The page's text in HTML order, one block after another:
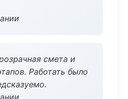
смета и
Работать было